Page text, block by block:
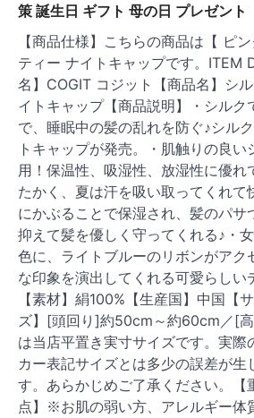
策 誕生日 ギフト 母の日 プレゼント
【商品仕様】こちらの商品は【 ピ
ティー ナイトキャップです。ITEM
名】COGIT コジット【商品名】シ
イトキャップ【商品説明】・シルク
で、睡眠中の髪の乱れを防ぐ♪シル
トキャップが発売。・肌触りの良い
用！保温性、吸湿性、放湿性に優れ
たかく、夏は汗を吸い取ってくれ
にかぶることで保湿され、髪のパサ
抑えて髪を優しく守ってくれる♪・
色に、ライトブルーのリボンがアク
な印象を演出してくれる可愛らしい
【素材】絹100%【生産国】中国【
ズ】[頭回り]約50cm～約60cm／[
は当店平置き実寸サイズです。実際
カー表記サイズとは多少の誤差が生
す。あらかじめご了承ください。【
点】※お肌の弱い方、アレルギー体